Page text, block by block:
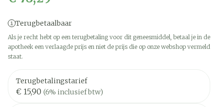
Terugbetaalbaar
Als je recht hebt op een terugbetaling voor dit geneesmiddel, betaal je in de
apotheek een verlaagde prijs en niet de prijs die op onze webshop vermeld
staat.
Terugbetalingstarief
€ 15,90 (6% inclusief btw)